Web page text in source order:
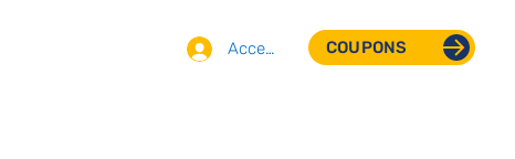
Accedi COUPONS